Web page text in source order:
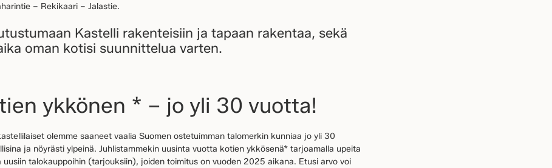
– Rekikaari – Jalastie.
Kastelli rakenteisiin ja tapaan rakentaa, sekä
oman kotisi suunnittelua varten.
ykkönen * – jo yli 30 vuotta!
olemme saaneet vaalia Suomen ostetuimman talomerkin kunniaa jo yli 30
ja nöyrästi ylpeinä. Juhlistammekin uusinta vuotta kotien ykkösenä* tarjoamalla upeita
uusiin talokauppoihin (tarjouksiin), joiden toimitus on vuoden 2025 aikana. Etusi arvo voi